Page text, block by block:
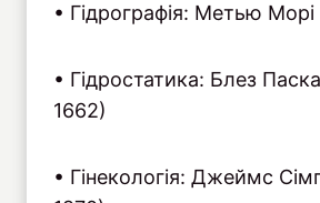
• Гідрографія: Метью
• Гідростатика: Блез
1662)
• Гінекологія: Джеймс